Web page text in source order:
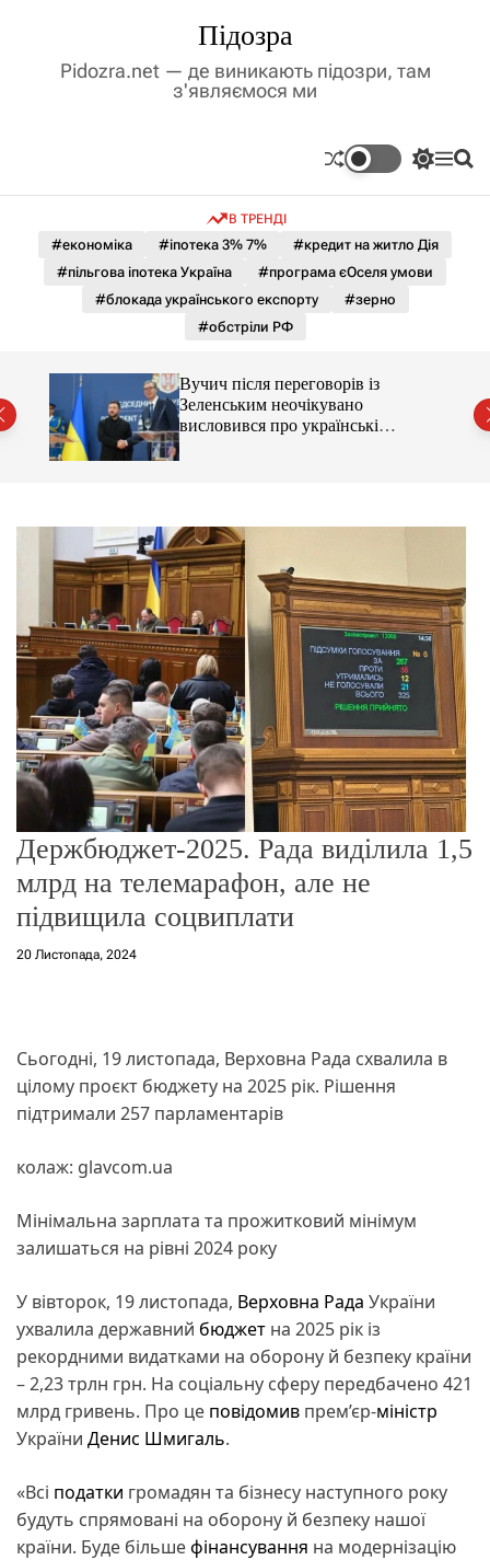
Підозра
Pidozra.net — де виникають підозри, там
з'являємося ми
П
м
к
а
р
и
м
у
М П
В ТРЕНДІ
#економіка #іпотека 3% 7%
#кредит на житло Дія
#пільгова іпотека Україна
#програма єОселя умови
#блокада українського експорту
#зерно
#обстріли РФ
Вучич після переговорів із
Зеленським неочікувано
висловився про українські
Держбюджет-2025. Рада виділила 1,5
млрд на телемарафон, але не
підвищила соцвиплати
20 Листопада, 2024
Сьогодні, 19 листопада, Верховна Рада схвалила в
цілому проєкт бюджету на 2025 рік. Рішення
підтримали 257 парламентарів
колаж: glavcom.ua
Мінімальна зарплата та прожитковий мінімум
залишаться на рівні 2024 року
У вівторок, 19 листопада, Верховна Рада України
ухвалила державний бюджет на 2025 рік із
рекордними видатками на оборону й безпеку країни
– 2,23 трлн грн. На соціальну сферу передбачено 421
млрд гривень. Про це повідомив прем’єр-міністр
України Денис Шмигаль.
«Всі податки громадян та бізнесу наступного року
будуть спрямовані на оборону й безпеку нашої
країни. Буде більшефінансування на модернізацію